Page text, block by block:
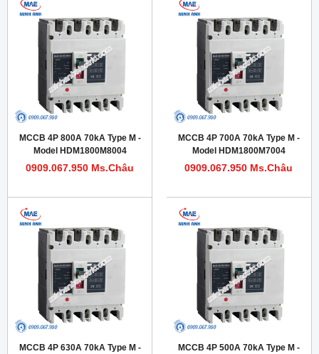
MCCB 4P 800A 70kA Type M -
Model HDM1800M8004
0909.067.950 Ms.Châu
MCCB 4P 700A 70kA Type M -
Model HDM1800M7004
0909.067.950 Ms.Châu
MCCB 4P 630A 70kA Type M -
MCCB 4P 500A 70kA Type M -